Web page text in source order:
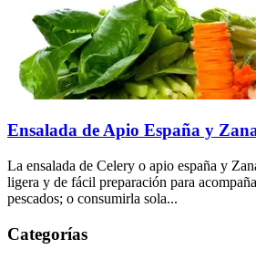
Ensalada de Apio España y
La ensalada de Celery o apio españa y
ligera y de fácil preparación para
pescados; o consumirla sola...
Categorías